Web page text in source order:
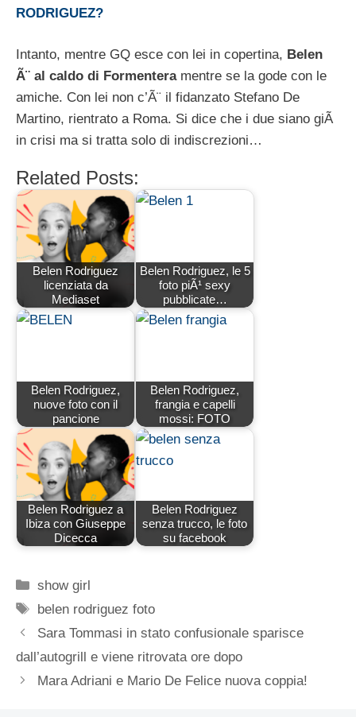
RODRIGUEZ?
Intanto, mentre GQ esce con lei in copertina, Belen
Ã¨ al caldo di Formenteramentre se la gode con le
amiche. Con lei non c’Ã¨ il fidanzato Stefano De
Martino, rientrato a Roma. Si dice che i due siano giÃ
in crisi ma si tratta solo di indiscrezioni…
Related Posts:
Belen Rodriguez
licenziata da
Mediaset
Belen Rodriguez, le 5
foto piÃ¹ sexy
pubblicate…
Belen Rodriguez,
nuove foto con il
pancione
Belen Rodriguez,
frangia e capelli
mossi: FOTO
Belen Rodriguez a
Ibiza con Giuseppe
Dicecca
Belen Rodriguez
senza trucco, le foto
su facebook
Categorie
show girl
Tag
belen rodriguez foto
Sara Tommasi in stato confusionale sparisce
dall’autogrill e viene ritrovata ore dopo
Mara Adriani e Mario De Felice nuova coppia!